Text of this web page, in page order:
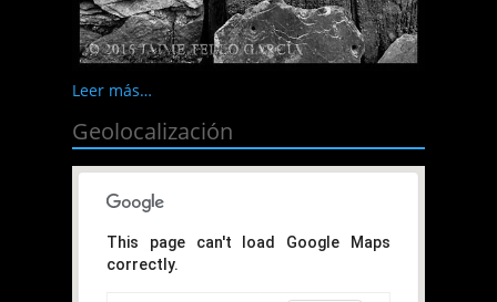
Leer más…
Geolocalización
This page can't load Google Maps
correctly.